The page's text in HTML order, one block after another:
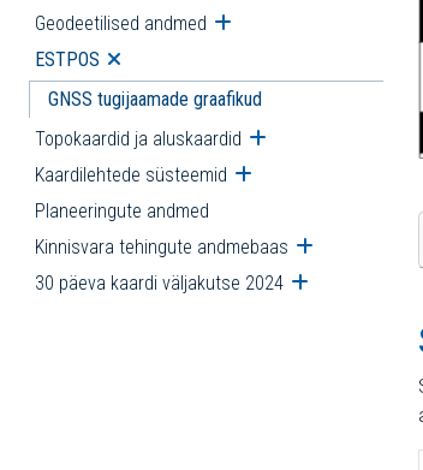
Geodeetilised andmed Ava alammenüü
ESTPOS Ava alammenüü
GNSS tugijaamade graafikud
Topokaardid ja aluskaardid Ava alammenüü
Kaardilehtede süsteemid Ava alammenüü
Planeeringute andmed
Kinnisvara tehingute andmebaas Ava
30 päeva kaardi väljakutse 2024 Ava